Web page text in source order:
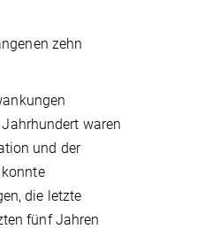
zehn
waren
und der
die letzte
fünf Jahren